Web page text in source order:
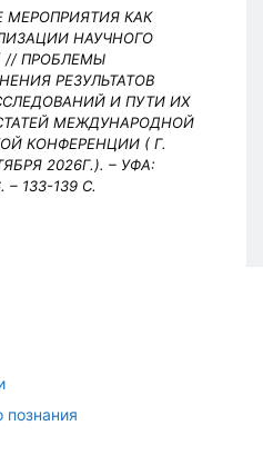
МЕРОПРИЯТИЯ КАК
НАУЧНОГО
// ПРОБЛЕМЫ
РЕЗУЛЬТАТОВ
И ПУТИ ИХ
МЕЖДУНАРОДНОЙ
КОНФЕРЕНЦИИ ( Г.
2026Г.). – УФА:
– 133-139 С.